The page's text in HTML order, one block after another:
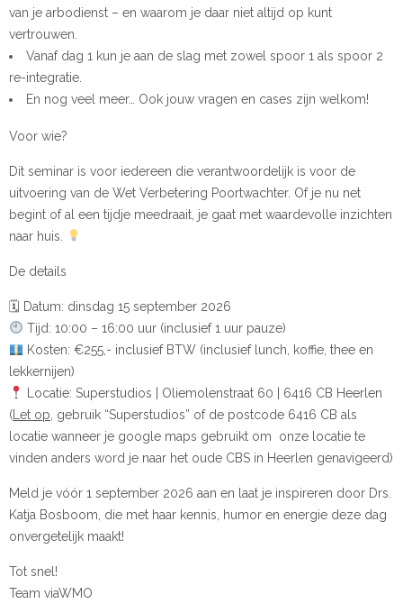
van je arbodienst – en waarom je daar niet altijd op kunt
vertrouwen.
Vanaf dag 1 kun je aan de slag met zowel spoor 1 als spoor 2
re-integratie.
En nog veel meer… Ook jouw vragen en cases zijn welkom!
Voor wie?
Dit seminar is voor iedereen die verantwoordelijk is voor de
uitvoering van de Wet Verbetering Poortwachter. Of je nu net
begint of al een tijdje meedraait, je gaat met waardevolle inzichten
naar huis.
De details
🗓 Datum: dinsdag 15 september 2026
Tijd: 10:00 – 16:00 uur (inclusief 1 uur pauze)
Kosten: €255,- inclusief BTW (inclusief lunch, koffie, thee en
lekkernijen)
Locatie: Superstudios | Oliemolenstraat 60 | 6416 CB Heerlen
( Let op , gebruik “Superstudios” of de postcode 6416 CB als
locatie wanneer je google maps gebruikt om onze locatie te
vinden anders word je naar het oude CBS in Heerlen genavigeerd)
Meld je vóór 1 september 2026 aan en laat je inspireren door Drs.
Katja Bosboom, die met haar kennis, humor en energie deze dag
onvergetelijk maakt!
Tot snel!
Team viaWMO